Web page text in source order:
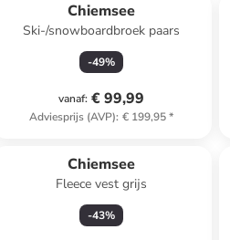
Chiemsee
Ski-/snowboardbroek paars
-49%
vanaf: € 99,99
Adviesprijs (AVP): € 199,95*
Chiemsee
Fleece vest grijs
-43%